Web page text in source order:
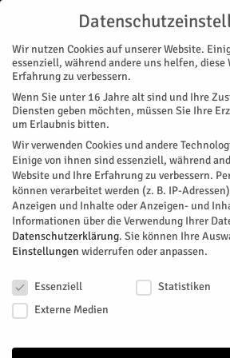
Start
« Alle Veranstaltungen
Diese Veranstaltung hat bereits stattgefunden.
Lilo & Stitch
Wir nutzen Cookies auf unserer Website.
essenziell, während andere uns helfen, diese
Erfahrung zu verbessern.
Wenn Sie unter 16 Jahre alt sind und Ihre
Diensten geben möchten, müssen Sie Ihre
um Erlaubnis bitten.
Wir verwenden Cookies und andere
Einige von ihnen sind essenziell, während
Website und Ihre Erfahrung zu verbessern.
können verarbeitet werden (z. B. IP-
Anzeigen und Inhalte oder Anzeigen- und
Informationen über die Verwendung Ihrer
Datenschutzerklärung. Sie können Ihre
Einstellungen widerrufen oder anpassen.
Essenziell
Statistiken
Externe Medien